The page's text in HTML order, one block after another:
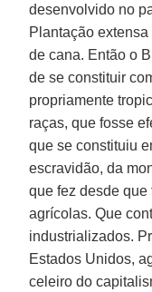
desenvolvido no
Plantação
de cana. Então o
de se constituir
propriamente
raças, que fosse
que se constituiu
escravidão, da
que fez desde
agrícolas. Que
industrializados.
Estados Unidos,
celeiro do